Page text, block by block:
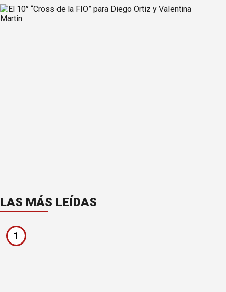
LAS MÁS LEÍDAS
1